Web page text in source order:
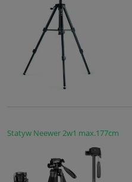
Statyw Neewer 2w1 max.177cm